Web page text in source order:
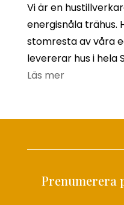
Vi är en
energisnåla trähus.
stomresta av våra
levererar hus i hela
Läs mer
Prenumerera